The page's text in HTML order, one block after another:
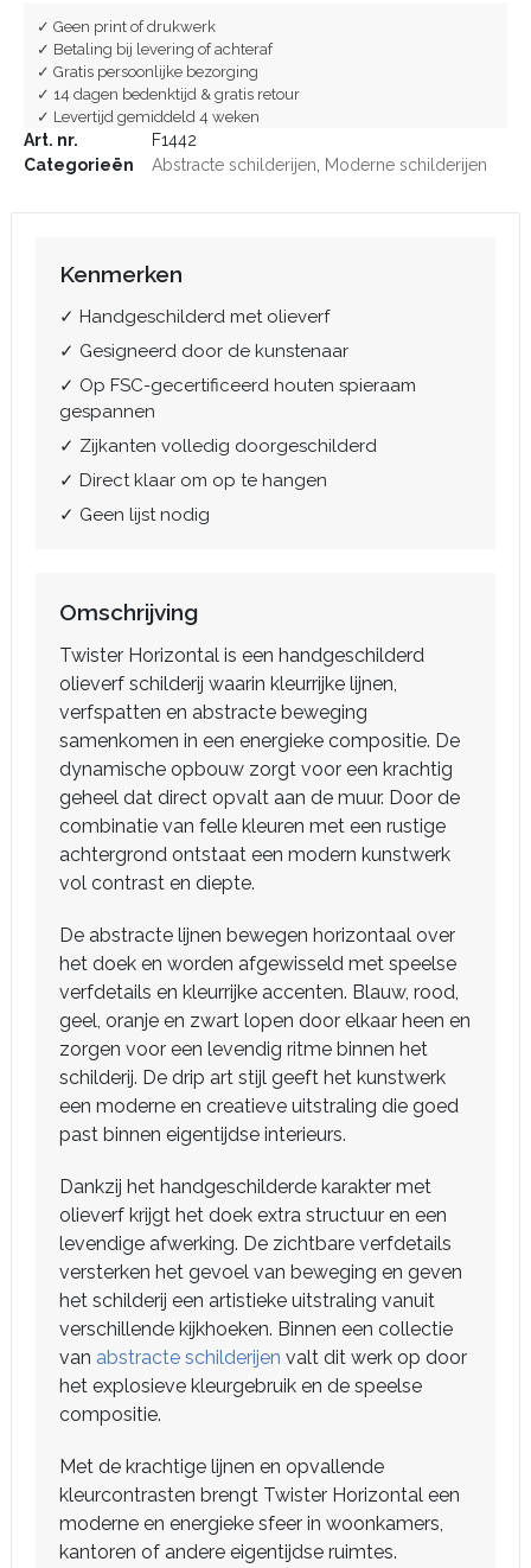
✓ Geen print of drukwerk
✓ Betaling bij levering of achteraf
✓ Gratis persoonlijke bezorging
✓ 14 dagen bedenktijd & gratis retour
✓ Levertijd gemiddeld 4 weken
Art. nr.
F1442
Categorieën
Abstracte schilderijen Moderne schilderijen
Kenmerken
✓ Handgeschilderd met olieverf
✓ Gesigneerd door de kunstenaar
✓ Op FSC-gecertificeerd houten spieraam
gespannen
✓ Zijkanten volledig doorgeschilderd
✓ Direct klaar om op te hangen
✓ Geen lijst nodig
Omschrijving
Twister Horizontal is een handgeschilderd
olieverf schilderij waarin kleurrijke lijnen,
verfspatten en abstracte beweging
samenkomen in een energieke compositie. De
dynamische opbouw zorgt voor een krachtig
geheel dat direct opvalt aan de muur. Door de
combinatie van felle kleuren met een rustige
achtergrond ontstaat een modern kunstwerk
vol contrast en diepte.
De abstracte lijnen bewegen horizontaal over
het doek en worden afgewisseld met speelse
verfdetails en kleurrijke accenten. Blauw, rood,
geel, oranje en zwart lopen door elkaar heen en
zorgen voor een levendig ritme binnen het
schilderij. De drip art stijl geeft het kunstwerk
een moderne en creatieve uitstraling die goed
past binnen eigentijdse interieurs.
Dankzij het handgeschilderde karakter met
olieverf krijgt het doek extra structuur en een
levendige afwerking. De zichtbare verfdetails
versterken het gevoel van beweging en geven
het schilderij een artistieke uitstraling vanuit
verschillende kijkhoeken. Binnen een collectie
van abstracte schilderijen valt dit werk op door
het explosieve kleurgebruik en de speelse
compositie.
Met de krachtige lijnen en opvallende
kleurcontrasten brengt Twister Horizontal een
moderne en energieke sfeer in woonkamers,
kantoren of andere eigentijdse ruimtes.